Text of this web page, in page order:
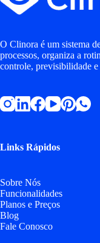
O Clinora é um sistema
processos, organiza a
controle, previsibilidade
Links Rápidos
Sobre Nós
Funcionalidades
Planos e Preços
Blog
Fale Conosco